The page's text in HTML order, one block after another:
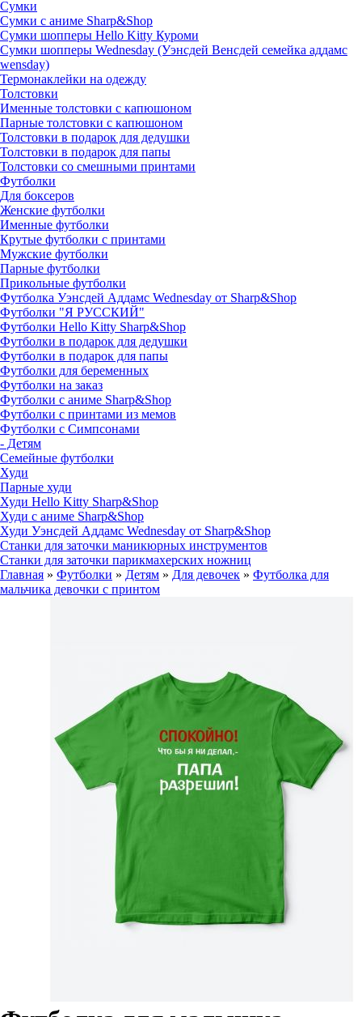
Сумки
Сумки с аниме Sharp&Shop
Сумки шопперы Hello Kitty Куроми
Сумки шопперы Wednesday (Уэнсдей Венсдей семейка аддамс
wensday)
Термонаклейки на одежду
Толстовки
Именные толстовки с капюшоном
Парные толстовки с капюшоном
Толстовки в подарок для дедушки
Толстовки в подарок для папы
Толстовки со смешными принтами
Футболки
Для боксеров
Женские футболки
Именные футболки
Крутые футболки с принтами
Мужские футболки
Парные футболки
Прикольные футболки
Футболка Уэнсдей Аддамс Wednesday от Sharp&Shop
Футболки "Я РУССКИЙ"
Футболки Hello Kitty Sharp&Shop
Футболки в подарок для дедушки
Футболки в подарок для папы
Футболки для беременных
Футболки на заказ
Футболки с аниме Sharp&Shop
Футболки с принтами из мемов
Футболки с Симпсонами
- Детям
Семейные футболки
Худи
Парные худи
Худи Hello Kitty Sharp&Shop
Худи с аниме Sharp&Shop
Худи Уэнсдей Аддамс Wednesday от Sharp&Shop
Станки для заточки маникюрных инструментов
Станки для заточки парикмахерских ножниц
Главная » Футболки » Детям » Для девочек » Футболка для
мальчика девочки с принтом